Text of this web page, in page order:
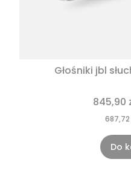
Głośniki jbl
845,90
687,72
Do